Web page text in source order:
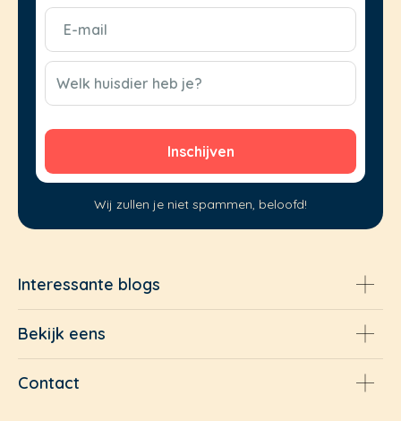
E-
mail
(Vereist)
CAPTCHA
Welk huisdier heb je?
Wij zullen je niet spammen, beloofd!
Interessante blogs
Bekijk eens
Contact